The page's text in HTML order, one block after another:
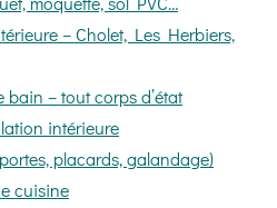
– Cholet, Les Herbiers,
bain – tout corps d’état
intérieure
placards, galandage)
cuisine